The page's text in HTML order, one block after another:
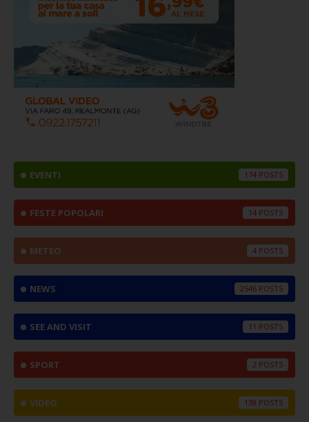
EVENTI 174
FESTE POPOLARI 14
METEO 4
NEWS 2546
SEE AND VISIT 11
SPORT 2
VIDEO 138